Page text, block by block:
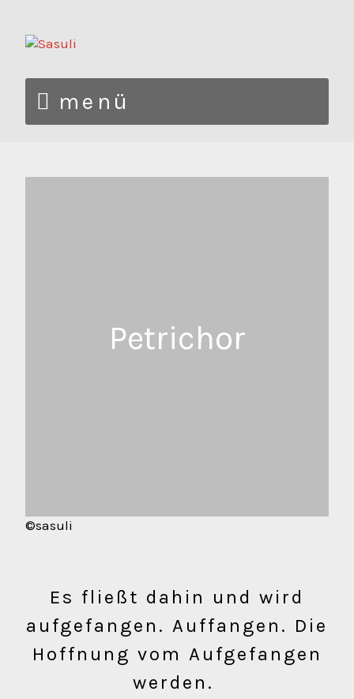
menü
Petrichor
©sasuli
Es fließt dahin und wird
aufgefangen. Auffangen. Die
Hoffnung vom Aufgefangen
werden.